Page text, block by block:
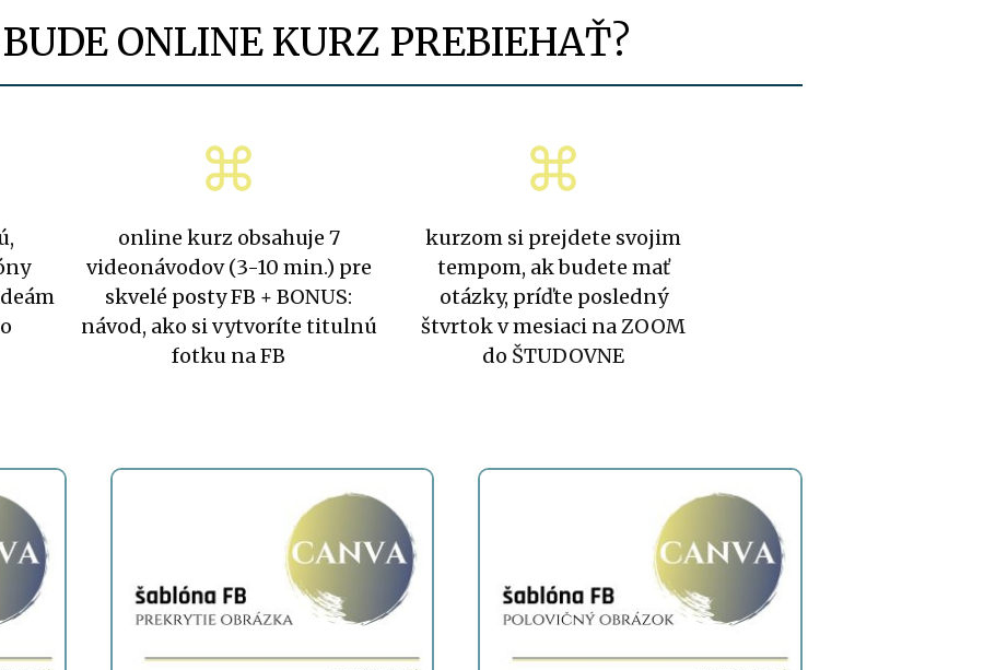
ONLINE KURZ PREBIEHAŤ?
online kurz obsahuje 7
videonávodov (3-10 min.) pre
skvelé posty FB + BONUS:
návod, ako si vytvoríte titulnú
fotku na FB
kurzom si prejdete svojim
tempom, ak budete mať
otázky, príďte posledný
štvrtok v mesiaci na ZOOM
do ŠTUDOVNE